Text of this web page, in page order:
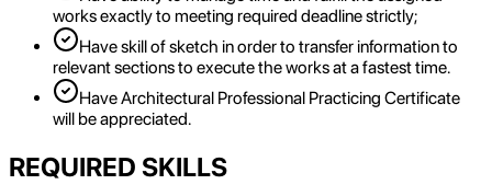
works exactly to meeting required deadline strictly;
Have skill of sketch in order to transfer information to
relevant sections to execute the works at a fastest time.
Have Architectural Professional Practicing Certificate
will be appreciated.
REQUIRED SKILLS